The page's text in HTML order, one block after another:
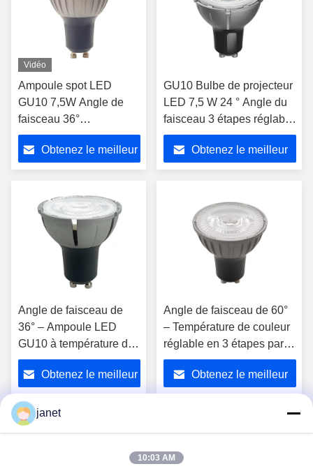
Vidéo
Ampoule spot LED
GU10 7,5W Angle de
faisceau 36°
Température de couleur
réglable en 3 étapes
1700K-2600K-5000K
interrupteur mural Boîtier
métallique 230V
Obtenez le meilleur
GU10 Bulbe de projecteur
LED 7,5 W 24 ° Angle du
faisceau 3 étapes réglable
Température de couleur
1700K-2600K-5000K
Commutateur murale non
Obtenez le meilleur
Angle de faisceau de
36° – Ampoule LED
GU10 à température de
couleur réglable en 3
étapes par interrupteur
mural, non dimmable
Obtenez le meilleur
Angle de faisceau de 60°
– Température de couleur
réglable en 3 étapes par
interrupteur mural,
coupelle métallique GU10
Obtenez le meilleur
janet
10:03 AM